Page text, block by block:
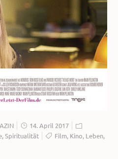
14. April 2017
,Spiritualität Film, Kino, Leben,